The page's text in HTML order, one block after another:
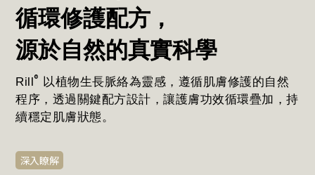
循環修護配方，
源於自然的真實科學
Rill® 以植物生長脈絡為靈感，遵循肌膚修護的自然
程序，透過關鍵配方設計，讓護膚功效循環疊加，持
續穩定肌膚狀態。
深入瞭解